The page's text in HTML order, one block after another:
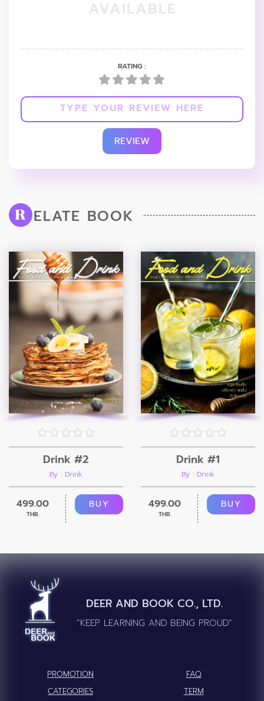
RATING :
REVIEW
R ELATE BOOK
Drink #2
By : Drink
499.00
THB.
BUY
Drink #1
By : Drink
499.00
THB.
BUY
DEER AND BOOK CO., LTD.
“KEEP LEARNING AND BEING PROUD”
PROMOTION
FAQ
CATEGORIES
TERM